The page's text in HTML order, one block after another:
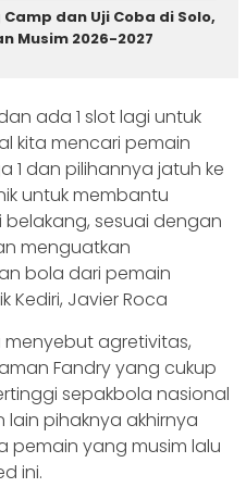
dan Uji Coba di Solo,
Musim 2026-2027
ada 1 slot lagi untuk
kita mencari pemain
1 dan pilihannya jatuh ke
untuk membantu
sesuai dengan
menguatkan
bola dari pemain
Kediri, Javier Roca
menyebut agretivitas,
Fandry yang cukup
sepakbola nasional
pihaknya akhirnya
pemain yang musim lalu
ini.